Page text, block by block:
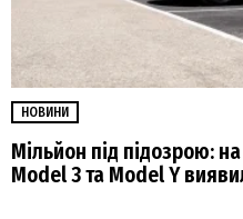
НОВИНИ
Мільйон під підозрою:
Model 3 та Model Y